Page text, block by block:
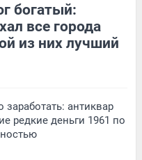
богатый:
все города
из них лучший
антиквар
редкие деньги 1961 по